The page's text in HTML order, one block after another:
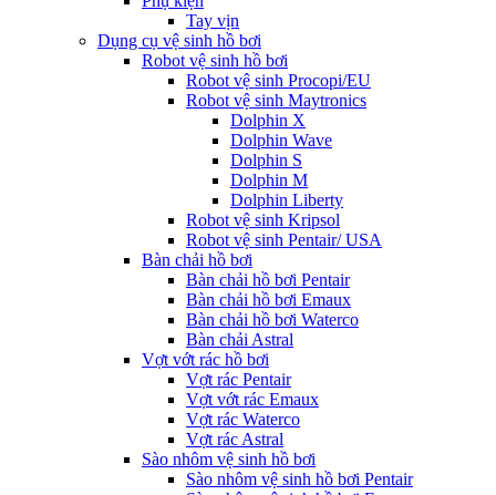
Tay vịn
Dụng cụ vệ sinh hồ bơi
Robot vệ sinh hồ bơi
Robot vệ sinh Procopi/EU
Robot vệ sinh Maytronics
Dolphin X
Dolphin Wave
Dolphin S
Dolphin M
Dolphin Liberty
Robot vệ sinh Kripsol
Robot vệ sinh Pentair/ USA
Bàn chải hồ bơi
Bàn chải hồ bơi Pentair
Bàn chải hồ bơi Emaux
Bàn chải hồ bơi Waterco
Bàn chải Astral
Vợt vớt rác hồ bơi
Vợt rác Pentair
Vợt vớt rác Emaux
Vợt rác Waterco
Vợt rác Astral
Sào nhôm vệ sinh hồ bơi
Sào nhôm vệ sinh hồ bơi Pentair